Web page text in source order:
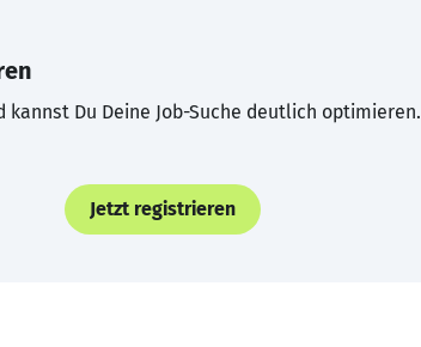
kannst Du Deine Job-Suche deutlich optimieren.
Jetzt registrieren